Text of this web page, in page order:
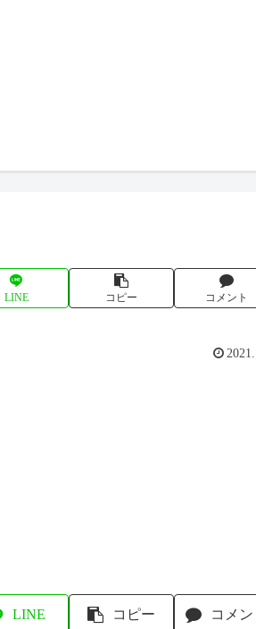
LINE コピー コメント
LINE コピー コメン